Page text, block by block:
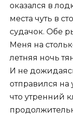
оказался в
места чуть в
судачок. Обе
Меня на
летняя ночь
И не
отправился на
что утренний